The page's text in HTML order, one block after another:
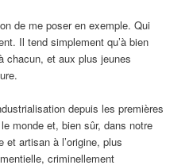
de me poser en exemple. Qui
Il tend simplement qu’à bien
chacun, et aux plus jeunes
depuis les premières
monde et, bien sûr, dans notre
artisan à l’origine, plus
criminellement